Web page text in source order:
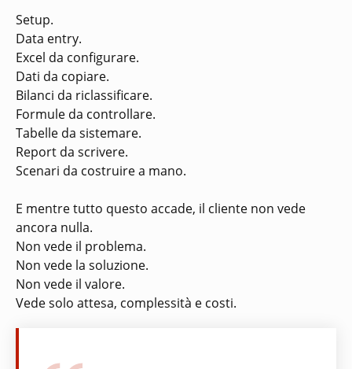
Setup.
Data entry.
Excel da configurare.
Dati da copiare.
Bilanci da riclassificare.
Formule da controllare.
Tabelle da sistemare.
Report da scrivere.
Scenari da costruire a mano.
E mentre tutto questo accade, il cliente non vede
ancora nulla.
Non vede il problema.
Non vede la soluzione.
Non vede il valore.
Vede solo attesa, complessità e costi.